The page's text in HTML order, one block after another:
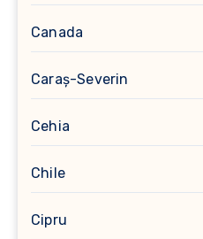
Canada
Caraș-Severin
Cehia
Chile
Cipru